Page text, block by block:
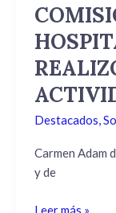
Destacados,
Carmen Adam
y de
COMISIÓN
APOYO
AL
HOSPITAL
SAN
JOSÉ
REALIZÓ
CON
ÉXITO
ACTIVIDAD
Leer más »